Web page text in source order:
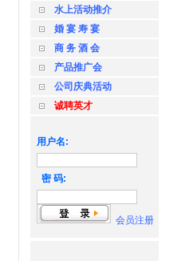
水上活动推介
婚 宴 寿 宴
商 务 酒 会
产品推广会
公司庆典活动
诚聘英才
用户名:
密 码:
会员注册